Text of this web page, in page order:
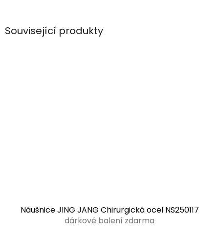
Související produkty
Náušnice JING JANG Chirurgická ocel NS250117
dárkové balení zdarma